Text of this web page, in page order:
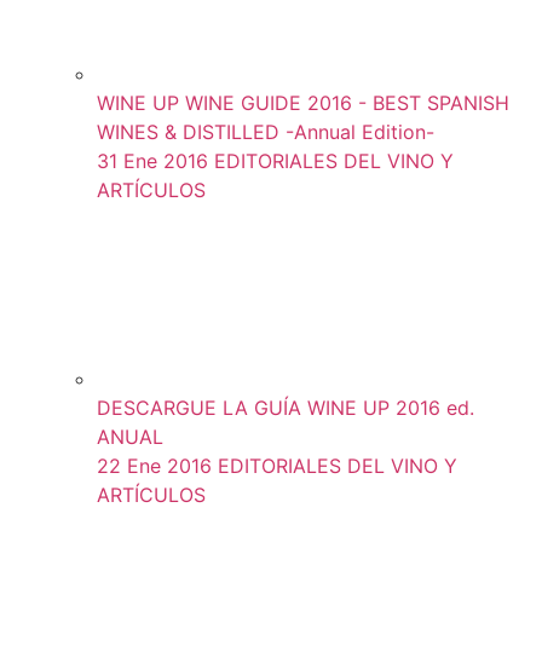
WINE UP WINE GUIDE 2016 - BEST SPANISH
WINES & DISTILLED -Annual Edition-
31 Ene 2016 EDITORIALES DEL VINO Y
ARTÍCULOS
DESCARGUE LA GUÍA WINE UP 2016 ed.
ANUAL
22 Ene 2016 EDITORIALES DEL VINO Y
ARTÍCULOS